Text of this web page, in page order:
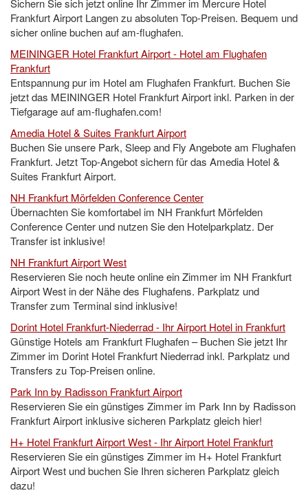
Frankfurt Airport Langen zu absoluten Top-Preisen. Bequem und
sicher online buchen auf am-flughafen.
MEININGER Hotel Frankfurt Airport - Hotel am Flughafen
Frankfurt
Entspannung pur im Hotel am Flughafen Frankfurt. Buchen Sie
jetzt das MEININGER Hotel Frankfurt Airport inkl. Parken in der
Tiefgarage auf am-flughafen.com!
Amedia Hotel & Suites Frankfurt Airport
Buchen Sie unsere Park, Sleep and Fly Angebote am Flughafen
Frankfurt. Jetzt Top-Angebot sichern für das Amedia Hotel &
Suites Frankfurt Airport.
NH Frankfurt Mörfelden Conference Center
Übernachten Sie komfortabel im NH Frankfurt Mörfelden
Conference Center und nutzen Sie den Hotelparkplatz. Der
Transfer ist inklusive!
NH Frankfurt Airport West
Reservieren Sie noch heute online ein Zimmer im NH Frankfurt
Airport West in der Nähe des Flughafens. Parkplatz und
Transfer zum Terminal sind inklusive!
Dorint Hotel Frankfurt-Niederrad - Ihr Airport Hotel in Frankfurt
Günstige Hotels am Frankfurt Flughafen – Buchen Sie jetzt Ihr
Zimmer im Dorint Hotel Frankfurt Niederrad inkl. Parkplatz und
Transfers zu Top-Preisen online.
Park Inn by Radisson Frankfurt Airport
Reservieren Sie ein günstiges Zimmer im Park Inn by Radisson
Frankfurt Airport inklusive sicheren Parkplatz gleich hier!
H+ Hotel Frankfurt Airport West - Ihr Airport Hotel Frankfurt
Reservieren Sie ein günstiges Zimmer im H+ Hotel Frankfurt
Airport West und buchen Sie Ihren sicheren Parkplatz gleich
dazu!